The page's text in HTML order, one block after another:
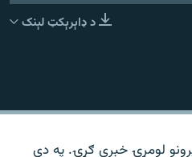
د ډاېرېکټ لېنک
لومړۍ خبري ګړۍ. په دې